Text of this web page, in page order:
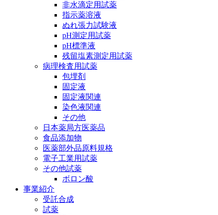
非水滴定用試薬
指示薬溶液
ぬれ張力試験液
pH測定用試薬
pH標準液
残留塩素測定用試薬
病理検査用試薬
包埋剤
固定液
固定液関連
染色液関連
その他
日本薬局方医薬品
食品添加物
医薬部外品原料規格
電子工業用試薬
その他試薬
ボロン酸
事業紹介
受託合成
試薬